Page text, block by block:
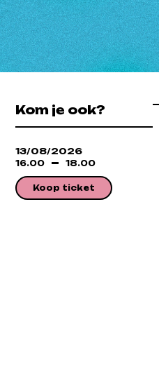
Kom je ook?
13/08/2026
16.00 18.00
Koop ticket